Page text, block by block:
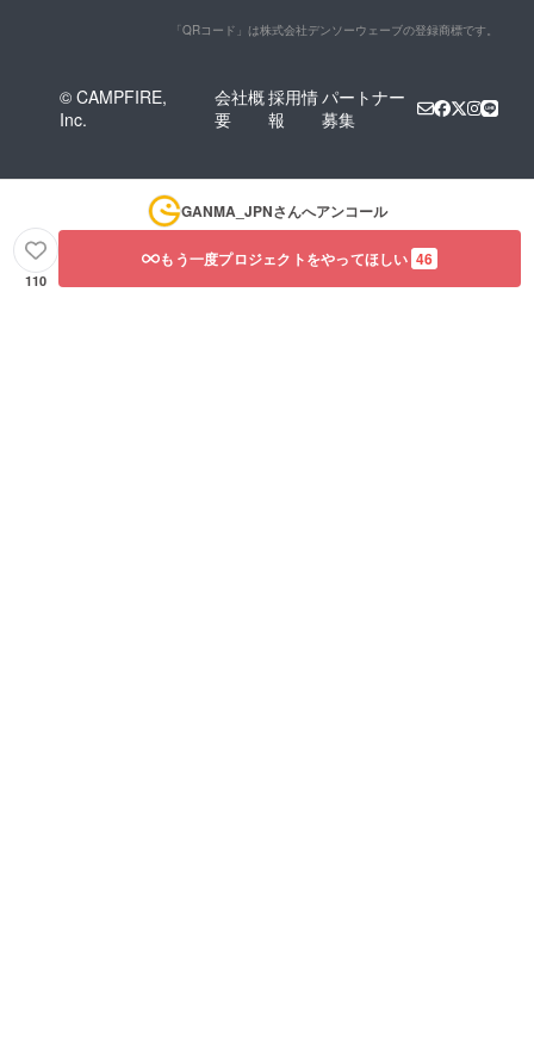
「QRコード」は株式会社デンソーウェーブの登録商標です。
© CAMPFIRE,
Inc.
会社概
要
採用情
報
パートナー
募集
GANMA_JPNさんへアンコール
110
もう一度プロジェクトをやってほしい 46